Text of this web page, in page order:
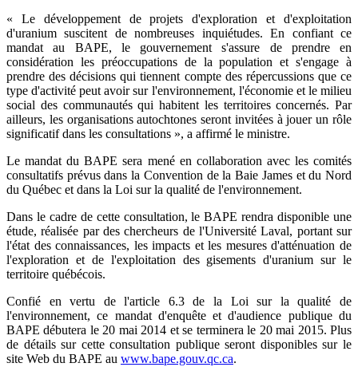
« Le développement de projets d'exploration et d'exploitation
d'uranium suscitent de nombreuses inquiétudes. En confiant ce
mandat au BAPE, le gouvernement s'assure de prendre en
considération les préoccupations de la population et s'engage à
prendre des décisions qui tiennent compte des répercussions que ce
type d'activité peut avoir sur l'environnement, l'économie et le milieu
social des communautés qui habitent les territoires concernés. Par
ailleurs, les organisations autochtones seront invitées à jouer un rôle
significatif dans les consultations », a affirmé le ministre.
Le mandat du BAPE sera mené en collaboration avec les comités
consultatifs prévus dans la Convention de la Baie James et du Nord
du Québec et dans la Loi sur la qualité de l'environnement.
Dans le cadre de cette consultation, le BAPE rendra disponible une
étude, réalisée par des chercheurs de l'Université Laval, portant sur
l'état des connaissances, les impacts et les mesures d'atténuation de
l'exploration et de l'exploitation des gisements d'uranium sur le
territoire québécois.
Confié en vertu de l'article 6.3 de la Loi sur la qualité de
l'environnement, ce mandat d'enquête et d'audience publique du
BAPE débutera le 20 mai 2014 et se terminera le 20 mai 2015. Plus
de détails sur cette consultation publique seront disponibles sur le
site Web du BAPE au www.bape.gouv.qc.ca.